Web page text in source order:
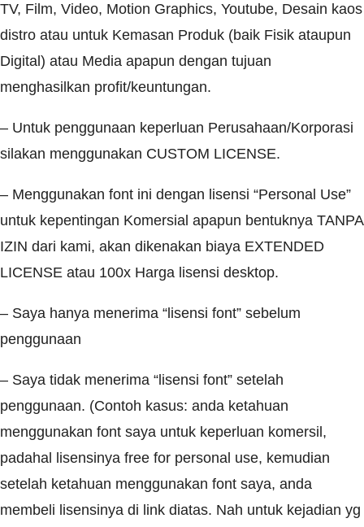
TV, Film, Video, Motion Graphics, Youtube, Desain kaos
distro atau untuk Kemasan Produk (baik Fisik ataupun
Digital) atau Media apapun dengan tujuan
menghasilkan profit/keuntungan.
– Untuk penggunaan keperluan Perusahaan/Korporasi
silakan menggunakan CUSTOM LICENSE.
– Menggunakan font ini dengan lisensi “Personal Use”
untuk kepentingan Komersial apapun bentuknya TANPA
IZIN dari kami, akan dikenakan biaya EXTENDED
LICENSE atau 100x Harga lisensi desktop.
– Saya hanya menerima “lisensi font” sebelum
penggunaan
– Saya tidak menerima “lisensi font” setelah
penggunaan. (Contoh kasus: anda ketahuan
menggunakan font saya untuk keperluan komersil,
padahal lisensinya free for personal use, kemudian
setelah ketahuan menggunakan font saya, anda
membeli lisensinya di link diatas. Nah untuk kejadian yg